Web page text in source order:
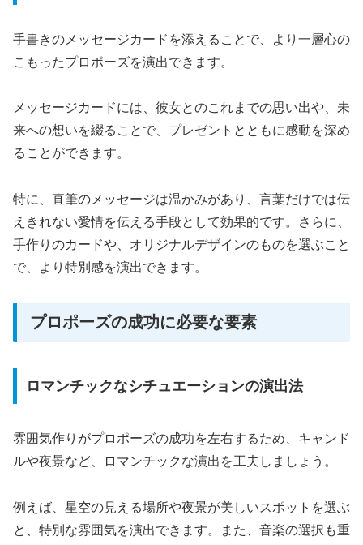
手書きのメッセージカードを添えることで、より一層心の
こもったプロポーズを演出できます。
メッセージカードには、彼女とのこれまでの思い出や、未
来への想いを綴ることで、プレゼントとともに感動を深め
ることができます。
特に、直筆のメッセージは温かみがあり、言葉だけでは伝
えきれない愛情を伝える手段として効果的です。さらに、
手作りのカードや、オリジナルデザインのものを選ぶこと
で、より特別感を演出できます。
プロポーズの成功に必要な要素
ロマンチックなシチュエーションの演出法
雰囲気作りがプロポーズの成功を左右するため、キャンド
ルや夜景など、ロマンチックな演出を工夫しましょう。
例えば、星空の見える場所や夜景が美しいスポットを選ぶ
と、特別な雰囲気を演出できます。また、音楽の選択も重